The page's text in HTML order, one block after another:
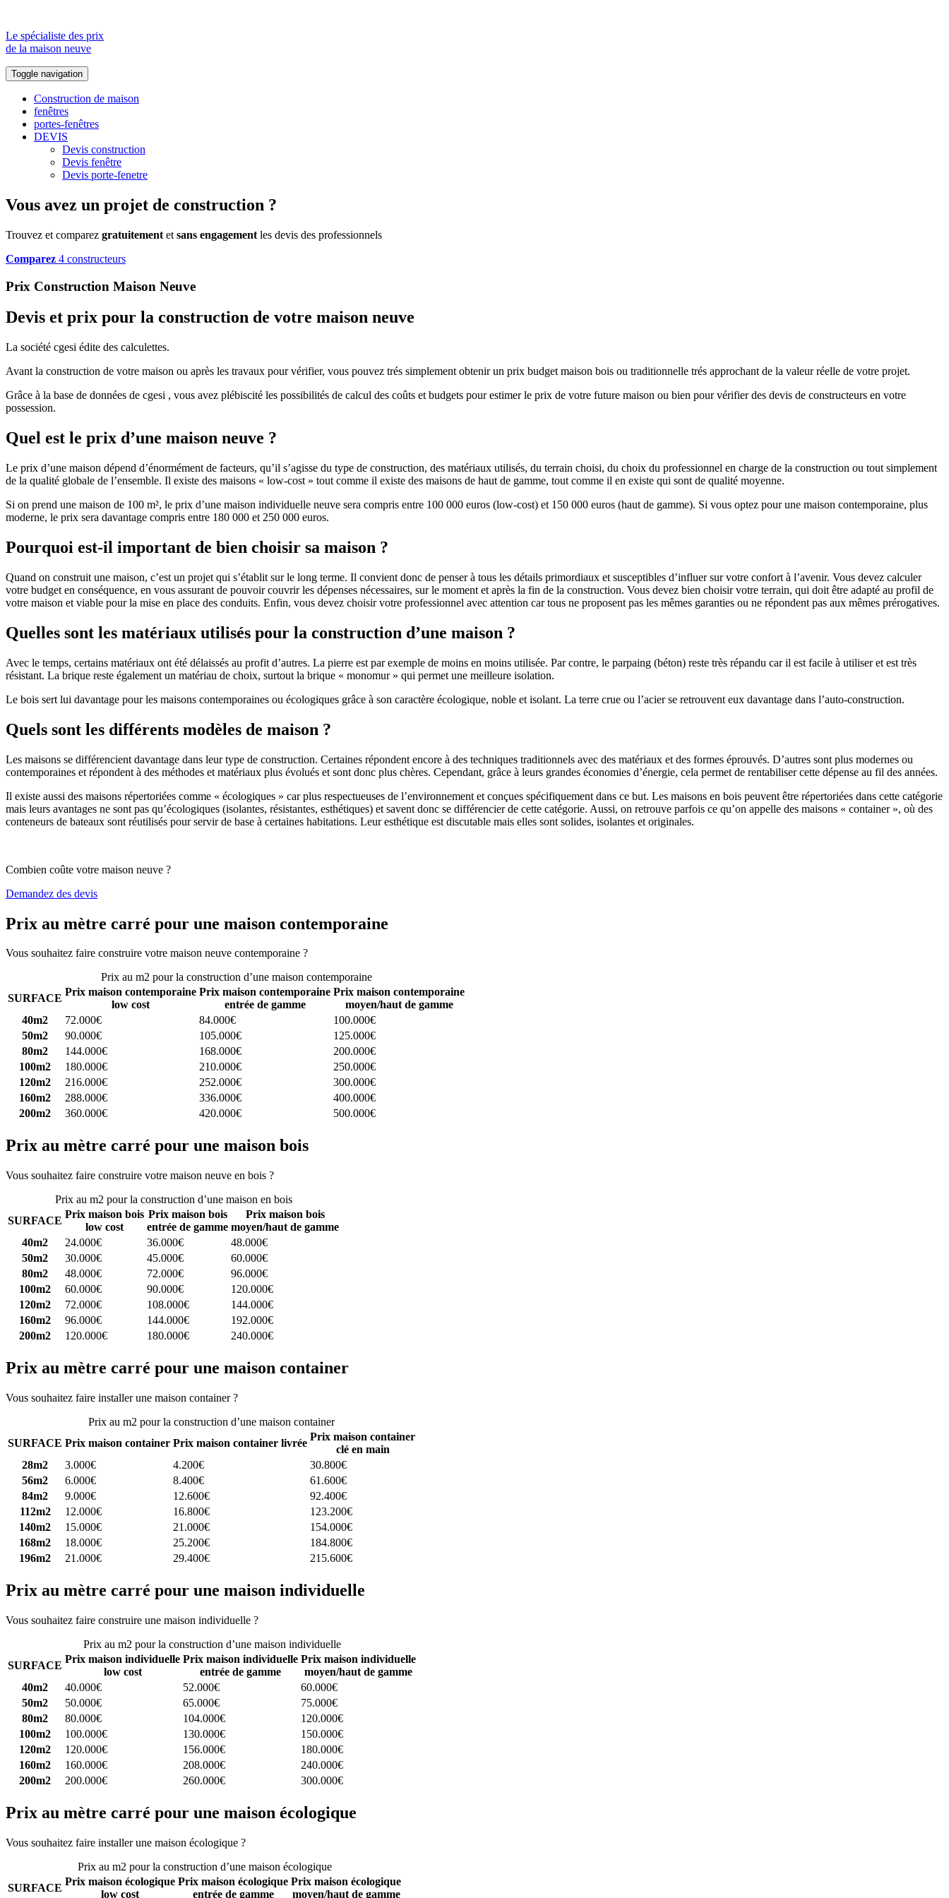
Le spécialiste des prix
de la maison neuve
Toggle navigation
Construction de maison
fenêtres
portes-fenêtres
DEVIS
Devis construction
Devis fenêtre
Devis porte-fenetre
Vous avez un projet de construction ?
Trouvez et comparez gratuitement et sans engagement les devis des professionnels
Comparez 4 constructeurs
Prix Construction Maison Neuve
Devis et prix pour la construction de votre maison neuve
La société cgesi édite des calculettes.
Avant la construction de votre maison ou après les travaux pour vérifier, vous pouvez trés simplement obtenir un prix budget maison bois ou traditionnelle trés approchant de la valeur réelle de votre projet.
Grâce à la base de données de cgesi , vous avez plébiscité les possibilités de calcul des coûts et budgets pour estimer le prix de votre future maison ou bien pour vérifier des devis de constructeurs en votre
possession.
Quel est le prix d’une maison neuve ?
Le prix d’une maison dépend d’énormément de facteurs, qu’il s’agisse du type de construction, des matériaux utilisés, du terrain choisi, du choix du professionnel en charge de la construction ou tout simplement
de la qualité globale de l’ensemble. Il existe des maisons « low-cost » tout comme il existe des maisons de haut de gamme, tout comme il en existe qui sont de qualité moyenne.
Si on prend une maison de 100 m², le prix d’une maison individuelle neuve sera compris entre 100 000 euros (low-cost) et 150 000 euros (haut de gamme). Si vous optez pour une maison contemporaine, plus
moderne, le prix sera davantage compris entre 180 000 et 250 000 euros.
Pourquoi est-il important de bien choisir sa maison ?
Quand on construit une maison, c’est un projet qui s’établit sur le long terme. Il convient donc de penser à tous les détails primordiaux et susceptibles d’influer sur votre confort à l’avenir. Vous devez calculer
votre budget en conséquence, en vous assurant de pouvoir couvrir les dépenses nécessaires, sur le moment et après la fin de la construction. Vous devez bien choisir votre terrain, qui doit être adapté au profil de
votre maison et viable pour la mise en place des conduits. Enfin, vous devez choisir votre professionnel avec attention car tous ne proposent pas les mêmes garanties ou ne répondent pas aux mêmes prérogatives.
Quelles sont les matériaux utilisés pour la construction d’une maison ?
Avec le temps, certains matériaux ont été délaissés au profit d’autres. La pierre est par exemple de moins en moins utilisée. Par contre, le parpaing (béton) reste très répandu car il est facile à utiliser et est très
résistant. La brique reste également un matériau de choix, surtout la brique « monomur » qui permet une meilleure isolation.
Le bois sert lui davantage pour les maisons contemporaines ou écologiques grâce à son caractère écologique, noble et isolant. La terre crue ou l’acier se retrouvent eux davantage dans l’auto-construction.
Quels sont les différents modèles de maison ?
Les maisons se différencient davantage dans leur type de construction. Certaines répondent encore à des techniques traditionnels avec des matériaux et des formes éprouvés. D’autres sont plus modernes ou
contemporaines et répondent à des méthodes et matériaux plus évolués et sont donc plus chères. Cependant, grâce à leurs grandes économies d’énergie, cela permet de rentabiliser cette dépense au fil des années.
Il existe aussi des maisons répertoriées comme « écologiques » car plus respectueuses de l’environnement et conçues spécifiquement dans ce but. Les maisons en bois peuvent être répertoriées dans cette catégorie
mais leurs avantages ne sont pas qu’écologiques (isolantes, résistantes, esthétiques) et savent donc se différencier de cette catégorie. Aussi, on retrouve parfois ce qu’on appelle des maisons « container », où des
conteneurs de bateaux sont réutilisés pour servir de base à certaines habitations. Leur esthétique est discutable mais elles sont solides, isolantes et originales.
Combien coûte votre maison neuve ?
Demandez des devis
Prix au mètre carré pour une maison contemporaine
Vous souhaitez faire construire votre maison neuve contemporaine ?
Prix au m2 pour la construction d’une maison contemporaine
SURFACE
Prix maison contemporaine
low cost
Prix maison contemporaine
entrée de gamme
Prix maison contemporaine
moyen/haut de gamme
40m2
72.000€ 84.000€
100.000€
50m2
90.000€ 105.000€
125.000€
80m2
144.000€ 168.000€
200.000€
100m2
180.000€ 210.000€
250.000€
120m2
216.000€ 252.000€
300.000€
160m2
288.000€ 336.000€
400.000€
200m2
360.000€ 420.000€ 500.000€
Prix au mètre carré pour une maison bois
Vous souhaitez faire construire votre maison neuve en bois ?
Prix au m2 pour la construction d’une maison en bois
SURFACE
Prix maison bois
low cost
Prix maison bois
entrée de gamme
Prix maison bois
moyen/haut de gamme
40m2
24.000€ 36.000€
48.000€
50m2
30.000€ 45.000€
60.000€
80m2
48.000€ 72.000€
96.000€
100m2
60.000€ 90.000€
120.000€
120m2
72.000€ 108.000€
144.000€
160m2
96.000€ 144.000€
192.000€
200m2
120.000€ 180.000€ 240.000€
Prix au mètre carré pour une maison container
Vous souhaitez faire installer une maison container ?
Prix au m2 pour la construction d’une maison container
SURFACE Prix maison container Prix maison container livrée
Prix maison container
clé en main
28m2
3.000€ 4.200€
30.800€
56m2
6.000€ 8.400€
61.600€
84m2
9.000€ 12.600€
92.400€
112m2
12.000€ 16.800€
123.200€
140m2
15.000€ 21.000€
154.000€
168m2
18.000€ 25.200€
184.800€
196m2
21.000€ 29.400€ 215.600€
Prix au mètre carré pour une maison individuelle
Vous souhaitez faire construire une maison individuelle ?
Prix au m2 pour la construction d’une maison individuelle
SURFACE
Prix maison individuelle
low cost
Prix maison individuelle
entrée de gamme
Prix maison individuelle
moyen/haut de gamme
40m2
40.000€ 52.000€
60.000€
50m2
50.000€ 65.000€
75.000€
80m2
80.000€ 104.000€
120.000€
100m2
100.000€ 130.000€
150.000€
120m2
120.000€ 156.000€
180.000€
160m2
160.000€ 208.000€
240.000€
200m2
200.000€ 260.000€ 300.000€
Prix au mètre carré pour une maison écologique
Vous souhaitez faire installer une maison écologique ?
Prix au m2 pour la construction d’une maison écologique
SURFACE
Prix maison écologique
low cost
Prix maison écologique
entrée de gamme
Prix maison écologique
moyen/haut de gamme